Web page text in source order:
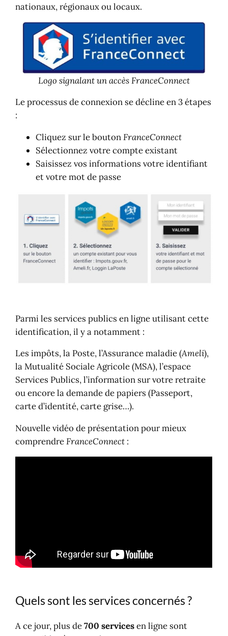
nationaux, régionaux ou locaux.
Logo signalant un accès FranceConnect
Le processus de connexion se décline en 3 étapes
:
Cliquez sur le boutonFranceConnect
Sélectionnez votre compte existant
Saisissez vos informations votre identifiant
et votre mot de passe
Parmi les services publics en ligne utilisant cette
identification, il y a notamment :
Les impôts, la Poste, l’Assurance maladie (Ameli),
la Mutualité Sociale Agricole (MSA), l’espace
Services Publics, l’information sur votre retraite
ou encore la demande de papiers (Passeport,
carte d’identité, carte grise…).
Nouvelle vidéo de présentation pour mieux
comprendreFranceConnect :
Quels sont les services concernés ?
A ce jour, plus de700 servicesen ligne sont